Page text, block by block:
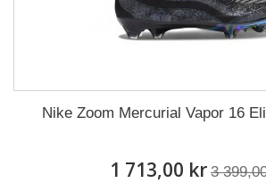
Nike Zoom Mercurial Vapor 16
1 713,00 kr 3